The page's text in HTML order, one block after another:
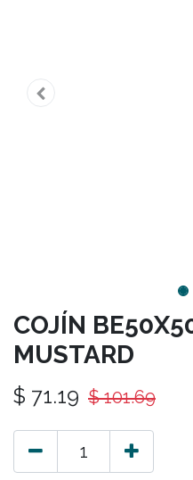
COJÍN
MUSTARD
$ 71.19 $101.69